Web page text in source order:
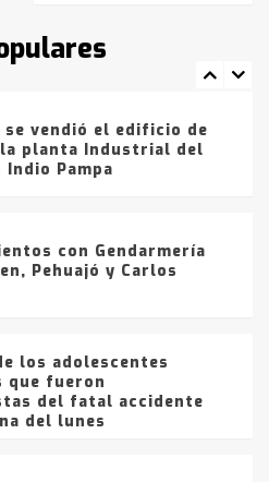
por
de drogas en la
se vendió el edificio de
planta Industrial del
Pampa
con Gendarmería
Pehuajó y Carlos
los adolescentes
que fueron
del fatal accidente
del lunes